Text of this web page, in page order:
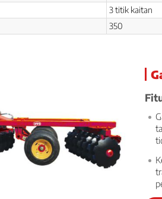
3 titik kaitan
350